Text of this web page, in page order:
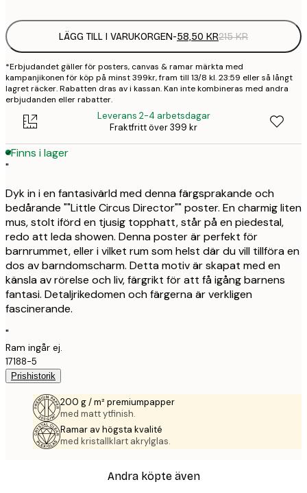
LÄGG TILL I VARUKORGEN-58,50 KR215 KR
*Erbjudandet gäller för posters, canvas & ramar märkta med
kampanjikonen för köp på minst 399kr, fram till 13/8 kl. 23:59 eller så långt
lagret räcker. Rabatten dras av i kassan. Kan inte kombineras med andra
erbjudanden eller rabatter.
Leverans 2-4 arbetsdagar
Fraktfritt över 399 kr
Finns i lager
"
Dyk in i en fantasivärld med denna färgsprakande och
bedårande ""Little Circus Director"" poster. En charmig liten
mus, stolt iförd en tjusig topphatt, står på en piedestal,
redo att leda showen. Denna poster är perfekt för
barnrummet, eller i vilket rum som helst där du vill tillföra en
dos av barndomscharm. Detta motiv är skapat med en
känsla av rörelse och liv, färgrikt för att få igång barnens
fantasi. Detaljrikedomen och färgerna är verkligen
fascinerande.
"
Ram ingår ej.
17188-5
Prishistorik
200 g / m² premiumpapper
med matt ytfinish.
Ramar av högsta kvalité
med kristallklart akrylglas.
Andra köpte även